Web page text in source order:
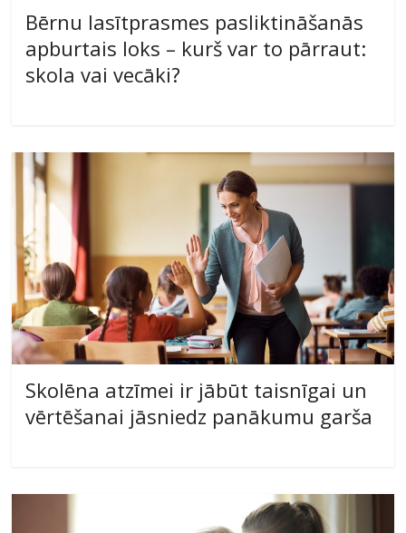
Bērnu lasītprasmes pasliktināšanās
apburtais loks – kurš var to pārraut:
skola vai vecāki?
Skolēna atzīmei ir jābūt taisnīgai un
vērtēšanai jāsniedz panākumu garša